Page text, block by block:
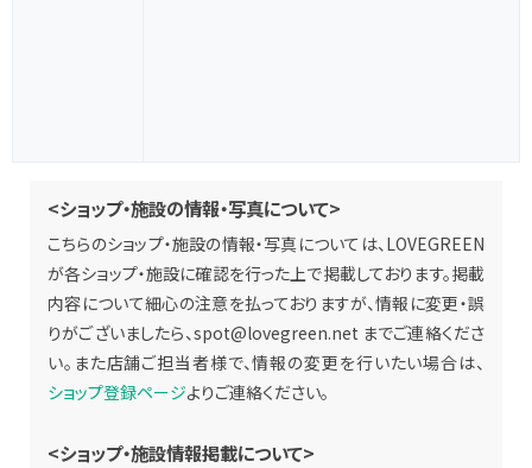
<ショップ・施設の情報・写真について>
こちらのショップ・施設の情報・写真については、LOVEGREEN
が各ショップ・施設に確認を行った上で掲載しております。掲載
内容について細心の注意を払っておりますが、情報に変更・誤
りがございましたら、spot@lovegreen.net までご連絡くださ
い。また店舗ご担当者様で、情報の変更を行いたい場合は、
ショップ登録ページよりご連絡ください。
<ショップ・施設情報掲載について>